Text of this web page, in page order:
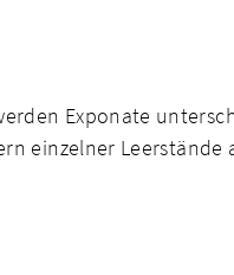
Exponate
einzelner Leerstände